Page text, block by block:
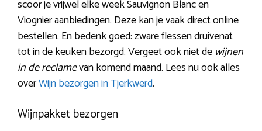
scoor je vrijwel elke week Sauvignon Blanc en
Viognier aanbiedingen. Deze kan je vaak direct online
bestellen. En bedenk goed: zware flessen druivenat
tot in de keuken bezorgd. Vergeet ook niet de wijnen
in de reclamevan komend maand. Lees nu ook alles
overWijn bezorgen in Tjerkwerd.
Wijnpakket bezorgen